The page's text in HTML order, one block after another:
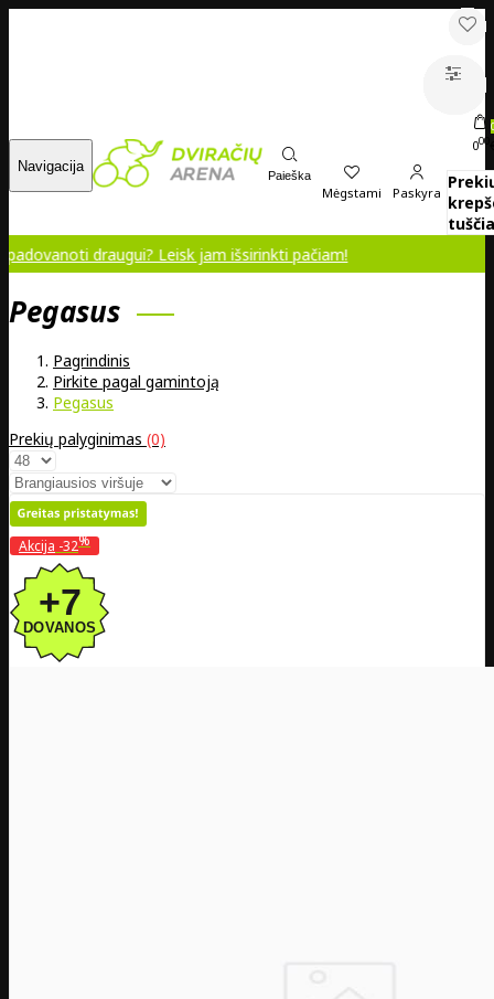
Navigacija
Paieška
Mėgstami Paskyra
000
draugui? Leisk jam išsirinkti pačiam!
Pegasus
Pagrindinis
Pirkite pagal gamintoją
Pegasus
Prekių palyginimas (0)
Akcija -32%